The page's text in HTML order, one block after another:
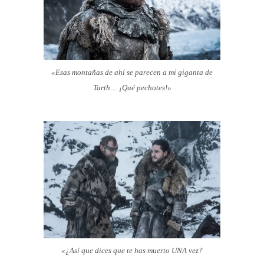
«Esas montañas de ahí se parecen a mi giganta de
Tarth… ¡Qué pechotes!»
«¿Así que dices que te has muerto UNA vez?